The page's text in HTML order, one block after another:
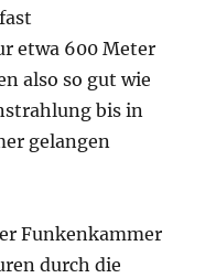
etwa 600 Meter
also so gut wie
bis in
gelangen
Funkenkammer
durch die